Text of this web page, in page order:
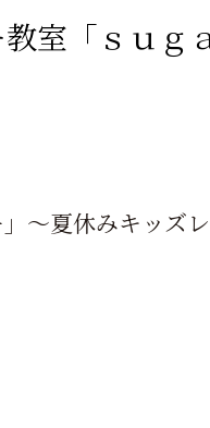
室「ｓｕ
～夏休みキッズ